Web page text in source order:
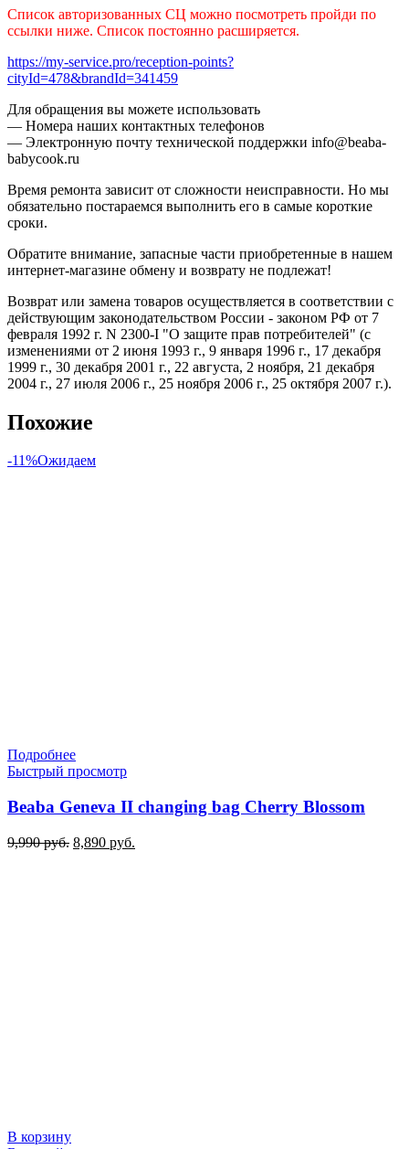
Список авторизованных СЦ можно посмотреть пройди по
ссылки ниже. Список постоянно расширяется.
https://my-service.pro/reception-points?
cityId=478&brandId=341459
Для обращения вы можете использовать
— Номера наших контактных телефонов
— Электронную почту технической поддержки info@beaba-
babycook.ru
Время ремонта зависит от сложности неисправности. Но мы
обязательно постараемся выполнить его в самые короткие
сроки.
Обратите внимание, запасные части приобретенные в нашем
интернет-магазине обмену и возврату не подлежат!
Возврат или замена товаров осуществляется в соответствии с
действующим законодательством России - законом РФ от 7
февраля 1992 г. N 2300-I "О защите прав потребителей" (с
изменениями от 2 июня 1993 г., 9 января 1996 г., 17 декабря
1999 г., 30 декабря 2001 г., 22 августа, 2 ноября, 21 декабря
2004 г., 27 июля 2006 г., 25 ноября 2006 г., 25 октября 2007 г.).
Похожие
-11%Ожидаем
Подробнее
Быстрый просмотр
Beaba Geneva II changing bag Cherry Blossom
9,990руб. Первоначальная
8,890 руб.
В корзину